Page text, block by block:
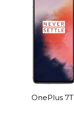
OnePlus 7T